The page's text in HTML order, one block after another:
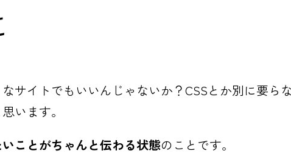
サイトでもいいんじゃないか？CSSとか別に要ら
います。
ことがちゃんと伝わる状態のことです。